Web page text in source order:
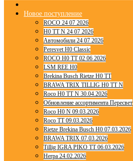
Новое поступление
ROCO 24 07 2026
H0 TT N 24 07 2026
Автомобили 24 07 2026
Peresvet H0 Classic
ROCO H0 TT 02 06 2026
LSM REE H0
Brekina Busch Rietze H0 TT
BRAWA TRIX TILLIG H0 TT N
Roco H0 TT N 30.04.2026
Обновление ассортимента Пересвет
Roco H0 N 09.03.2026
Roco TT 09.03.2026
Rietze Brekina Busch H0 07.03.2026
BRAWA TRIX 07.03.2026
Tillig IGRA PIKO TT 06.03.2026
Herpa 24.02.2026